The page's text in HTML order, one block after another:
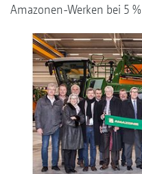
Amazonen-Werken bei 5